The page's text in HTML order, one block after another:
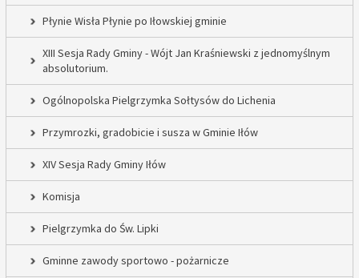
Płynie Wisła Płynie po Iłowskiej gminie
XIII Sesja Rady Gminy - Wójt Jan Kraśniewski z jednomyślnym
absolutorium.
Ogólnopolska Pielgrzymka Sołtysów do Lichenia
Przymrozki, gradobicie i susza w Gminie Iłów
XIV Sesja Rady Gminy Iłów
Komisja
Pielgrzymka do Św. Lipki
Gminne zawody sportowo - pożarnicze